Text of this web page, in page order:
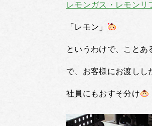
レモンガス・レモンリ
「レモン」
というわけで、ことあ
で、お客様にお渡しし
社員にもおすそ分け